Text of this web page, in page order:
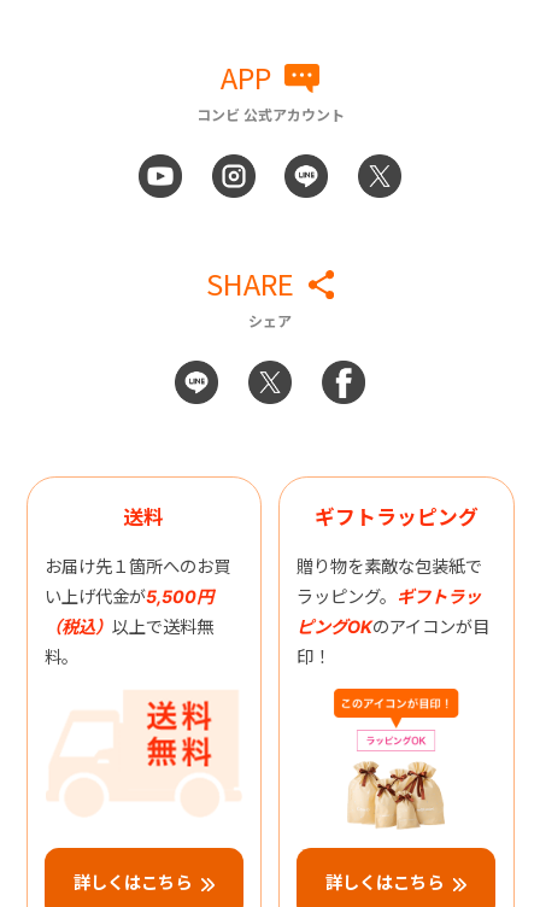
APP
コンビ 公式アカウント
SHARE
シェア
送料
お届け先１箇所へのお買
い上げ代金が5,500円
（税込） 以上で送料無
料。
詳しくはこちら
ギフトラッピング
贈り物を素敵な包装紙で
ラッピング。 ギフトラッ
ピングOKのアイコンが目
印！
詳しくはこちら